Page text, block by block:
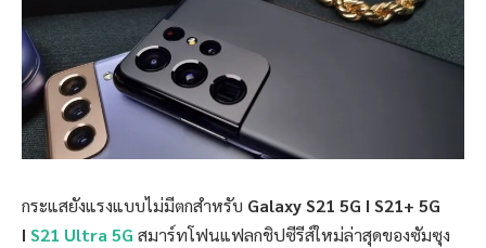
กระแสยังแรงแบบไม่มีตกสำหรับ Galaxy S21 5G I S21+ 5G
I S21 Ultra 5G สมาร์ทโฟนแฟลกชิปซีรีส์ใหม่ล่าสุดของซัมซุง